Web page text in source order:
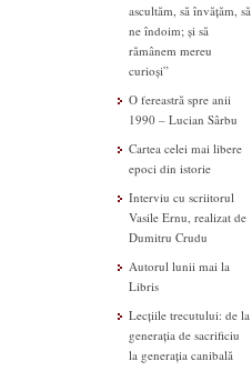
ascultăm, să învățăm, să
ne îndoim; și să
rămânem mereu
curioși”
O fereastră spre anii
1990 – Lucian Sârbu
Cartea celei mai libere
epoci din istorie
Interviu cu scriitorul
Vasile Ernu, realizat de
Dumitru Crudu
Autorul lunii mai la
Libris
Lecțiile trecutului: de la
generația de sacrificiu
la generația canibală